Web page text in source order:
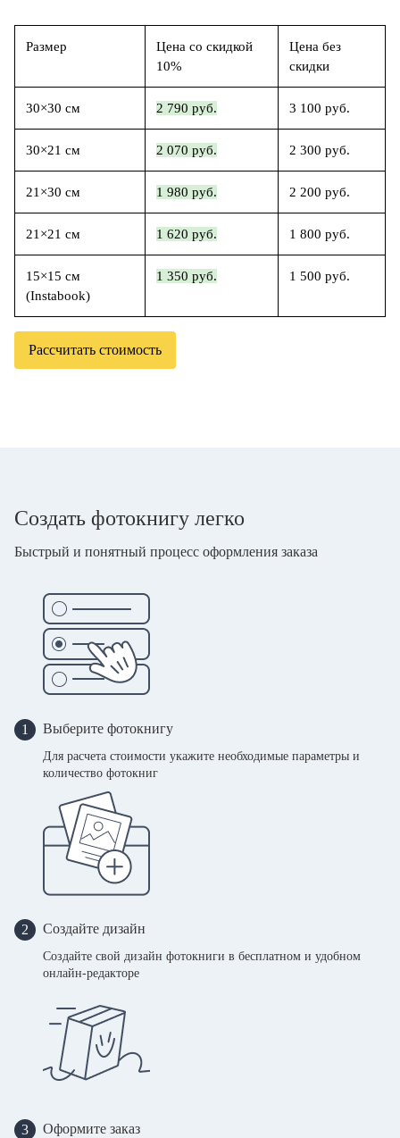
Размер
Цена со скидкой
10%
Цена без
скидки
30×30 см 2 790 руб. 3 100 руб.
30×21 см 2 070 руб. 2 300 руб.
21×30 см 1 980 руб. 2 200 руб.
21×21 см 1 620 руб. 1 800 руб.
15×15 см
(Instabook)
1 350 руб. 1 500 руб.
Рассчитать стоимость
Создать фотокнигу легко
Быстрый и понятный процесс оформления заказа
1 Выберите фотокнигу
Для расчета стоимости укажите необходимые параметры и
количество фотокниг
2 Создайте дизайн
Создайте свой дизайн фотокниги в бесплатном и удобном
онлайн-редакторе
3 Оформите заказ